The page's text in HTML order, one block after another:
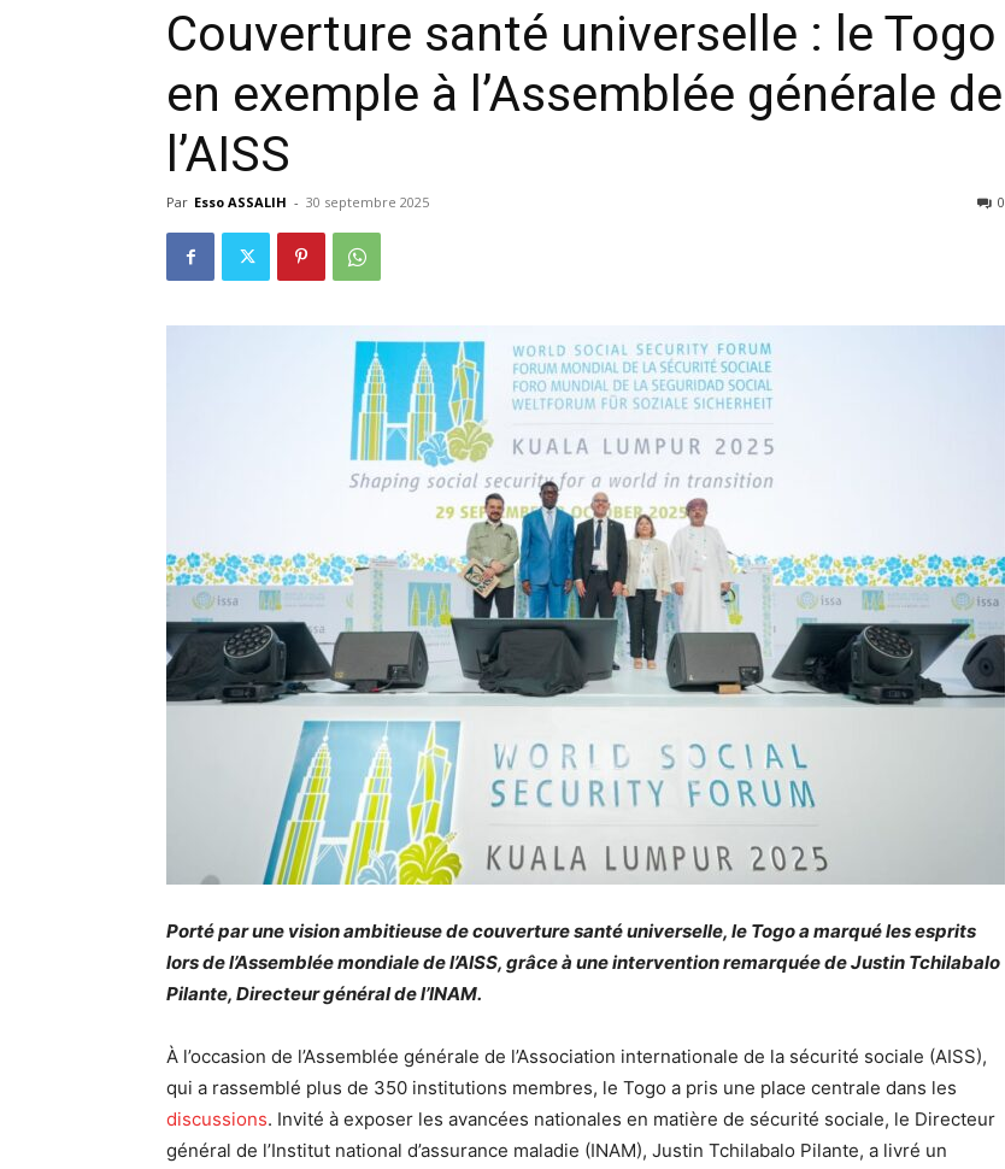
Couverture santé universelle : le Togo
en exemple à l’Assemblée générale de
l’AISS
Par Esso ASSALIH - 30 septembre 2025 0
Porté par une vision ambitieuse de couverture santé universelle, le Togo a marqué les esprits
lors de l’Assemblée mondiale de l’AISS, grâce à une intervention remarquée de Justin Tchilabalo
Pilante, Directeur général de l’INAM.
À l’occasion de l’Assemblée générale de l’Association internationale de la sécurité sociale (AISS),
qui a rassemblé plus de 350 institutions membres, le Togo a pris une place centrale dans les
discussions. Invité à exposer les avancées nationales en matière de sécurité sociale, le Directeur
général de l’Institut national d’assurance maladie (INAM), Justin Tchilabalo Pilante, a livré un